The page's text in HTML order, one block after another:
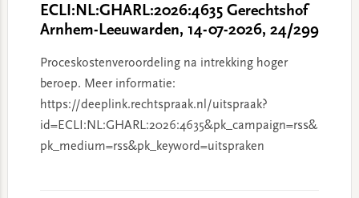
ECLI:NL:GHARL:2026:4635 Gerechtshof
Arnhem-Leeuwarden, 14-07-2026, 24/299
Proceskostenveroordeling na intrekking hoger
beroep. Meer informatie:
https://deeplink.rechtspraak.nl/uitspraak?
id=ECLI:NL:GHARL:2026:4635&pk_campaign=rss&
pk_medium=rss&pk_keyword=uitspraken